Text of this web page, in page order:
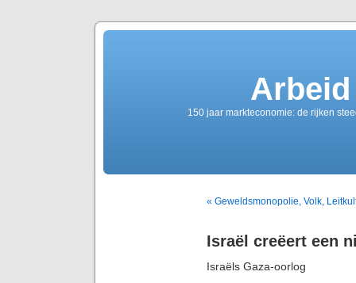
150 jaar markteconomie: de rijken
« Geweldsmonopolie, Volk,
Israël creëert een
Israëls Gaza-oorlog